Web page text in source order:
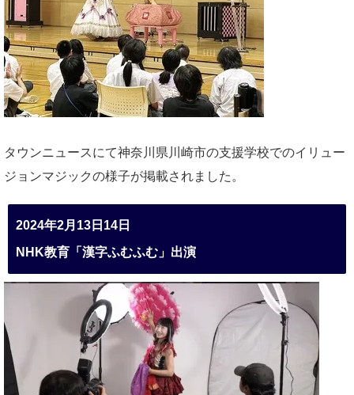
タウンニュースにて神奈川県川崎市の支援学校でのイリュー
ジョンマジックの様子が掲載されました。
2024年2月13日14日
NHK教育「漢字ふむふむ」出演